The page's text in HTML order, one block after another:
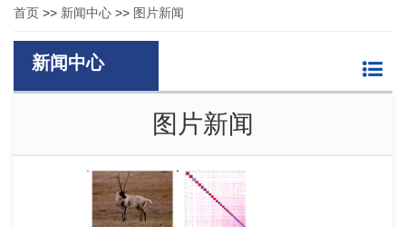
首页 >> 新闻中心 >> 图片新闻
新闻中心
图片新闻